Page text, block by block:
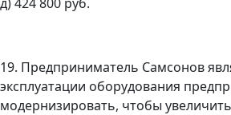
19. Предприниматель Самсонов
эксплуатации оборудования
модернизировать, чтобы